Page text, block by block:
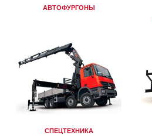
АВТОФУРГОНЫ
СПЕЦТЕХНИКА